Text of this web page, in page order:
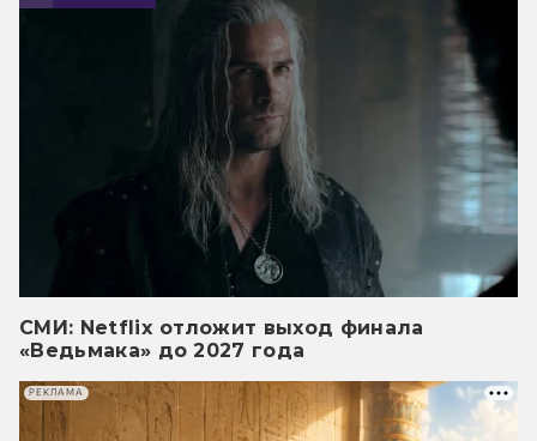
СМИ: Netflix отложит выход финала
«Ведьмака» до 2027 года
РЕКЛАМА